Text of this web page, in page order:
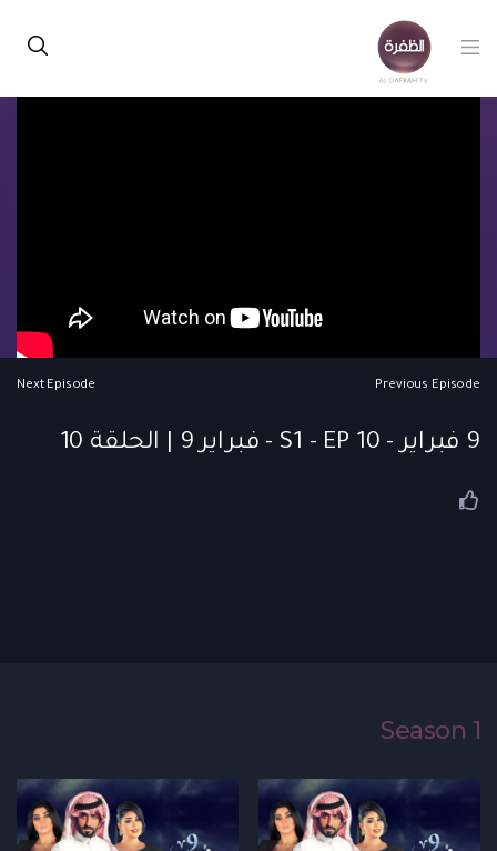
Previous Episode
Next Episode
9 فبراير - S1 - EP 10 - فبراير 9 | الحلقة 10
Season 1